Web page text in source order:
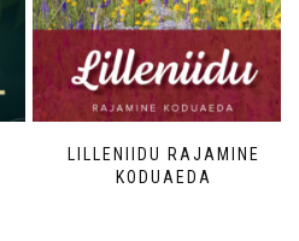
LILLENIIDU RAJAMINE
KODUAEDA